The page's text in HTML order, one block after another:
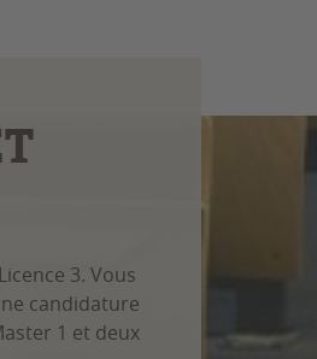
3. Vous
candidature
1 et deux